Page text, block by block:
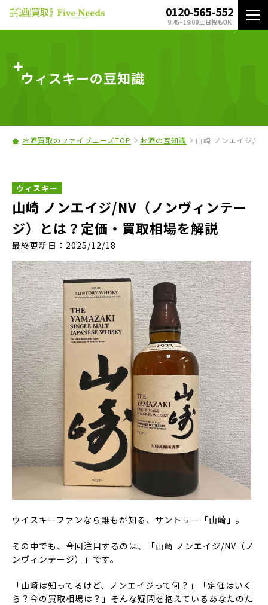
0120-565-552
9:45~19:00 土日祝もOK
ウィスキーの豆知識
お酒買取のファイブニーズTOP お酒の豆知識 山崎 ノンエイジ/
ウィスキー
山崎 ノンエイジ/NV（ノンヴィンテー
ジ）とは？定価・買取相場を解説
最終更新日：2025/12/18
ウイスキーファンなら誰もが知る、サントリー「山崎」。
その中でも、今回注目するのは、「山崎 ノンエイジ/NV（ノ
ンヴィンテージ）」です。
「山崎は知ってるけど、ノンエイジって何？」「定価はいく
ら？今の買取相場は？」そんな疑問を抱えているあなたのた